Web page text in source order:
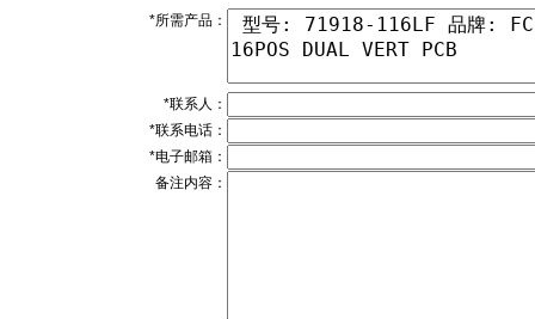
*所需产品：
*联系人：
*联系电话：
*电子邮箱：
备注内容：